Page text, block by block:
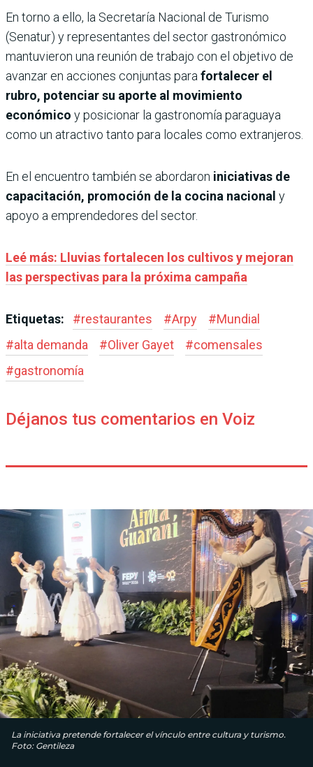
En torno a ello, la Secretaría Nacional de Turismo
(Senatur) y representantes del sector gastronómico
mantuvieron una reunión de trabajo con el objetivo de
avanzar en acciones conjuntas para fortalecer el
rubro, potenciar su aporte al movimiento
económico y posicionar la gastronomía paraguaya
como un atractivo tanto para locales como extranjeros.
En el encuentro también se abordaron iniciativas de
capacitación, promoción de la cocina nacional y
apoyo a emprendedores del sector.
Leé más: Lluvias fortalecen los cultivos y mejoran
las perspectivas para la próxima campaña
Etiquetas: #restaurantes #Arpy #Mundial
#alta demanda #Oliver Gayet #comensales
#gastronomía
Déjanos tus comentarios en Voiz
La iniciativa pretende fortalecer el vínculo entre cultura y turismo.
Foto: Gentileza